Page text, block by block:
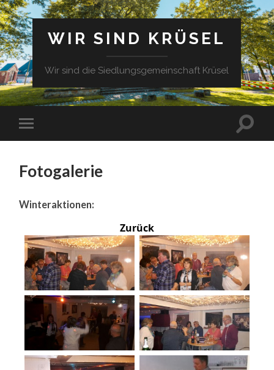
WIR SIND KRÜSEL
Wir sind die Siedlungsgemeinschaft Krüsel
Fotogalerie
Winteraktionen:
Zurück